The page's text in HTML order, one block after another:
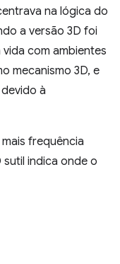
na lógica do
a versão 3D foi
com ambientes
mecanismo 3D, e
à
frequência
sutil indica onde o